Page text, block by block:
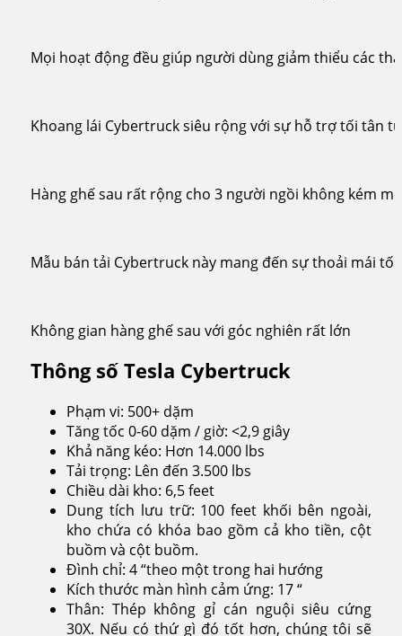
Mọi hoạt động đều giúp người dùng giảm thiểu các
Khoang lái Cybertruck siêu rộng với sự hỗ trợ tối tân
Hàng ghế sau rất rộng cho 3 người ngồi không kém
Mẫu bán tải Cybertruck này mang đến sự thoải mái
Không gian hàng ghế sau với góc nghiên rất lớn
Thông số Tesla Cybertruck
Phạm vi: 500+ dặm
Tăng tốc 0-60 dặm / giờ: <2,9 giây
Khả năng kéo: Hơn 14.000 lbs
Tải trọng: Lên đến 3.500 lbs
Chiều dài kho: 6,5 feet
Dung tích lưu trữ: 100 feet khối bên ngoài,
kho chứa có khóa bao gồm cả kho tiền, cột
buồm và cột buồm.
Đình chỉ: 4 “theo một trong hai hướng
Kích thước màn hình cảm ứng: 17 “
Thân: Thép không gỉ cán nguội siêu cứng
30X. Nếu có thứ gì đó tốt hơn, chúng tôi sẽ